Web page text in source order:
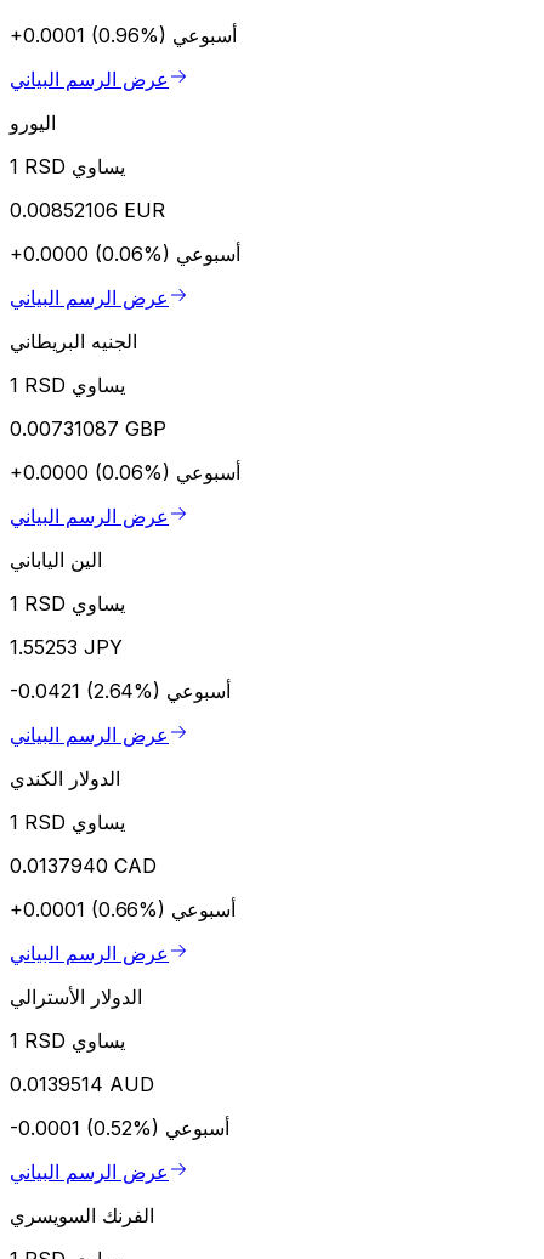
+0.0001 (0.96%) أسبوعي
عرض الرسم البياني
اليورو
1 RSD يساوي
0.00852106 EUR
+0.0000 (0.06%) أسبوعي
عرض الرسم البياني
الجنيه البريطاني
1 RSD يساوي
0.00731087 GBP
+0.0000 (0.06%) أسبوعي
عرض الرسم البياني
الين الياباني
1 RSD يساوي
1.55253 JPY
-0.0421 (2.64%) أسبوعي
عرض الرسم البياني
الدولار الكندي
1 RSD يساوي
0.0137940 CAD
+0.0001 (0.66%) أسبوعي
عرض الرسم البياني
الدولار الأسترالي
1 RSD يساوي
0.0139514 AUD
-0.0001 (0.52%) أسبوعي
عرض الرسم البياني
الفرنك السويسري